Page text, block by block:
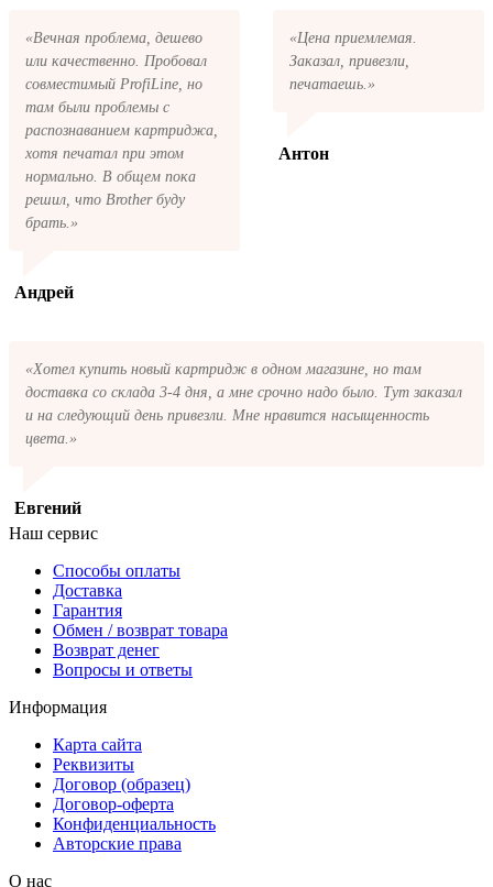
чтобы оформить доставку. Если вы не
получили письмо с копией заказа,
пожалуйста, свяжитесь с нами через сервис
обратная связь, или позвоните.
«Вечная проблема, дешево
или качественно. Пробовал
совместимый ProfiLine, но
там были проблемы с
распознаванием картриджа,
хотя печатал при этом
нормально. В общем пока
решил, что Brother буду
брать.»
Андрей
«Цена приемлемая.
Заказал, привезли,
печатаешь.»
Антон
«Хотел купить новый картридж в одном магазине, но там
доставка со склада 3-4 дня, а мне срочно надо было. Тут заказал
и на следующий день привезли. Мне нравится насыщенность
цвета.»
Евгений
Наш сервис
Способы оплаты
Доставка
Гарантия
Обмен / возврат товара
Возврат денег
Вопросы и ответы
Информация
Карта сайта
Реквизиты
Договор (образец)
Договор-оферта
Конфиденциальность
Авторские права
О нас